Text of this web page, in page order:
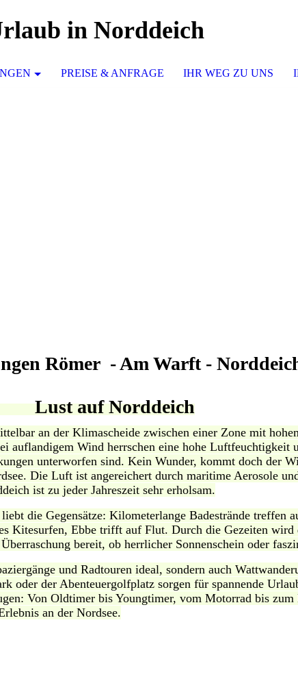
in Norddeich
PREISE & ANFRAGE IHR WEG ZU UNS
Römer - Am Warft -
Lust auf Norddeich
an der Klimascheide zwischen einer Zone mit
auflandigem Wind herrschen eine hohe Luftfeuchtigkeit
unterworfen sind. Kein Wunder, kommt doch der
Die Luft ist angereichert durch maritime Aerosole
ist zu jeder Jahreszeit sehr erholsam.
die Gegensätze: Kilometerlange Badestrände treffen
Kitesurfen, Ebbe trifft auf Flut. Durch die Gezeiten wird
bereit, ob herrlicher Sonnenschein oder
und Radtouren ideal, sondern auch
oder der Abenteuergolfplatz sorgen für spannende
Von Oldtimer bis Youngtimer, vom Motorrad bis zum
an der Nordsee.